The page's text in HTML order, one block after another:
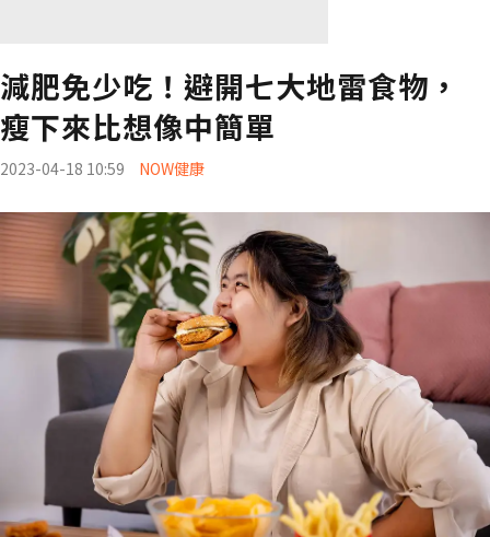
減肥免少吃！避開七大地雷食物，
瘦下來比想像中簡單
2023-04-18 10:59 NOW健康